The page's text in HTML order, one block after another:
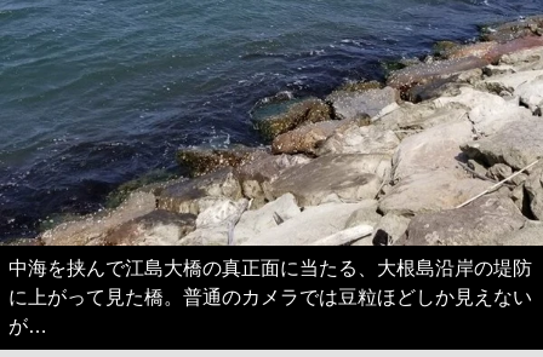
中海を挟んで江島大橋の真正面に当たる、大根島沿岸の堤防
に上がって見た橋。普通のカメラでは豆粒ほどしか見えない
が…